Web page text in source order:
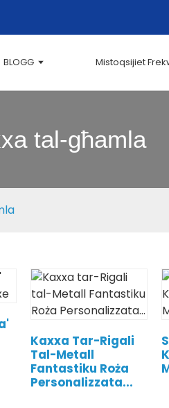
BLOGG Mistoqsijiet
tal-għamla
Kaxxa Tar-Rigali
Tal-Metall
Fantastiku Roża
Personalizzata...